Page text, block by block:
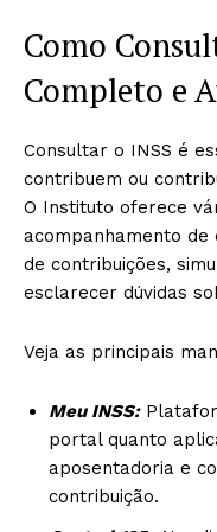
Como
Completo e
Consultar o INSS é
contribuem ou
O Instituto oferece
acompanhamento
de contribuições,
esclarecer dúvidas
Veja as principais
Meu INSS:
portal quanto
aposentadoria e
contribuição.